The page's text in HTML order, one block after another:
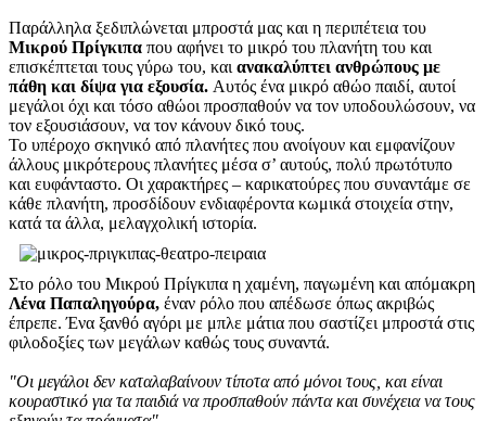
Παράλληλα ξεδιπλώνεται μπροστά μας και η περιπέτεια του
Μικρού Πρίγκιπα που αφήνει το μικρό του πλανήτη του και
επισκέπτεται τους γύρω του, και ανακαλύπτει ανθρώπους με
πάθη και δίψα για εξουσία. Αυτός ένα μικρό αθώο παιδί, αυτοί
μεγάλοι όχι και τόσο αθώοι προσπαθούν να τον υποδουλώσουν, να
τον εξουσιάσουν, να τον κάνουν δικό τους.
Το υπέροχο σκηνικό από πλανήτες που ανοίγουν και εμφανίζουν
άλλους μικρότερους πλανήτες μέσα σ’ αυτούς, πολύ πρωτότυπο
και ευφάνταστο. Οι χαρακτήρες – καρικατούρες που συναντάμε σε
κάθε πλανήτη, προσδίδουν ενδιαφέροντα κωμικά στοιχεία στην,
κατά τα άλλα, μελαγχολική ιστορία.
Στο ρόλο του Μικρού Πρίγκιπα η χαμένη, παγωμένη και απόμακρη
Λένα Παπαληγούρα, έναν ρόλο που απέδωσε όπως ακριβώς
έπρεπε. Ένα ξανθό αγόρι με μπλε μάτια που σαστίζει μπροστά στις
φιλοδοξίες των μεγάλων καθώς τους συναντά.
"Οι μεγάλοι δεν καταλαβαίνουν τίποτα από μόνοι τους, και είναι
κουραστικό για τα παιδιά να προσπαθούν πάντα και συνέχεια να τους